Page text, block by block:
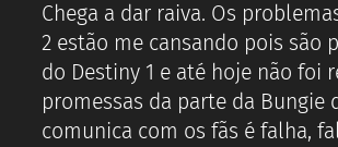
Chega a dar raiva. Os
2 estão me cansando pois são
do Destiny 1 e até hoje não foi
promessas da parte da Bungie
comunica com os fãs é falha,